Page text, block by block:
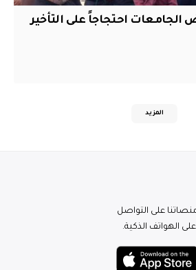
احتجاجاً على التأخير
المزيد
على التواصل
الهواتف الذكية.